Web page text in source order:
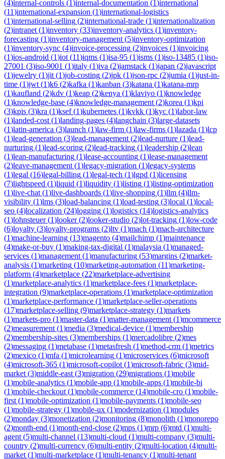
(4)internal-controls (1)internal-documentation (1)international
(11)international-expansion (1)international-logistics
(1)international-selling (2)international-trade (1)internationalization
(2)intranet (1)inventory (33)inventory-analytics (1)inventory-
forecasting (1)inventory-management (5)inventory-optimization
(1)inventory-sync (4)invoice-processing (2)invoices (1)invoicing
(1)ios-android (1)iot (11)iqms (1)isa-95 (1)isms (1)iso-13485 (1)iso-
27001 (3)iso-9001 (1)italy (1)iva (2)jamstack (1)japan (2)javascript
(1)jewelry (1)jit (1)job-costing (2)jpk (1)json-rpc (2)jumia (1)just-in-
time (1)jwt (1)k6 (2)kafka (1)kanban (3)katana (1)katana-mrp
(1)kaufland (2)kdv (1)keap (2)kenya (1)klaviyo (1)knowledge
(1)knowledge-base (4)knowledge-management (2)korea (1)kpi
(3)kpis (3)kra (1)ksef(1)kubernetes (1)kvkk (1)kyc (1)labor-law
(1)landed-cost (1)landing-pages (4)langchain (3)large-datasets
(1)latin-america (3)launch (1)law-firm (1)law-firms (1)lazada (1)lcp
(1)lead-generation (3)lead-management (2)lead-nurture (1)lead-
nurturing (1)lead-scoring (2)lead-tracking (1)leadership (2)lean
(1)lean-manufacturing (1)lease-accounting (1)lease-management
(2)leave-management (1)legacy-migration (1)legacy-systems
(1)legal (16)legal-billing (1)legal-tech (1)lgpd (1)licensing
(7)lightspeed (1)liquid (1)liquidity (1)listing (1)listing-optimization
(1)live-chat (1)live-dashboards (1)live-shopping (1)llm (4)llm-
visibility (1)lms (3)load-balancing (1)load-testing (3)local (1)local-
seo (4)localization (24)logging (1)logistics (14)logistics-analytics
(1)lohnsteuer(1)looker(2)looker-studio (2)lot-tracking (1)low-code
(6)loyalty (3)loyalty-programs (2)ltv (1)mach (1)mach-architecture
(1)machine-learning (13)magento (4)mailchimp (1)maintenance
(4)make-or-buy (1)making-tax-digital (1)malaysia (1)managed-
services (1)management (1)manufacturing (53)margins (2)market-
analysis (1)marketing (10)marketing-automation (11)marketing-
platform (4)marketplace (22)marketplace-advertising
(1)marketplace-analytics (1)marketplace-fees (1)marketplace-
integration (9)marketplace-operations (1)marketplace-optimization
(1)marketplace-performance (1)marketplace-seller-operations
(17)marketplace-selling (9)marketplace-strategy (1)markets
(1)markets-pro (1)master-data (1)matter-management (1)mcommerce
(2)measurement (1)media (3)medical-device (1)membership
(2)membership-sites (3)memberships (1)mercadolibre (2)mes
(2)messaging (1)metabase (1)metasfresh (1)method-crm (1)metrics
(2)mexico (1)mfa (1)microlearning (1)microservices (6)microsoft
(4)microsoft-365 (1)microsoft-copilot (1)microsoft-fabric (3)mid-
market (3)middle-east (3)migration (29)migrations (1)mobile
(1)mobile-analytics (1)mobile-app (1)mobile-apps (1)mobile-bi
(1)mobile-checkout (1)mobile-commerce (14)mobile-cro (1)mobile-
first (1)mobile-optimization (1)mobile-payments (1)mobile-seo
(1)mobile-strategy (1)mobile-ux (1)modernization (1)modules
(2)monday (3)monetization (2)monitoring (8)monolith (1)monorepo
(2)month-end (1)month-end-close (2)mps (1)mrp (6)mtd (1)multi-
agent (5)multi-channel (13)multi-cloud (1)multi-company (3)multi-
country (2)multi-currency (6)multi-entity (2)multi-location (4)multi-
market (1)multi-marketplace (1)multi-tenancy (1)multi-tenant